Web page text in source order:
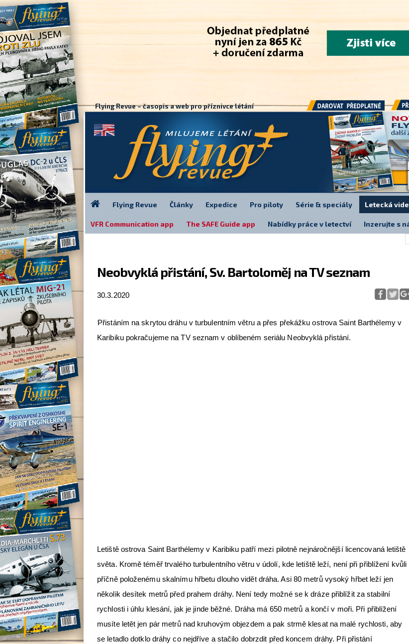
Neobvyklá přistání, Sv. Bartoloměj na TV seznam
30.3.2020
Přistáním na skrytou dráhu v turbulentním větru a přes překážku ostrova Saint Barthélemy v
Karibiku pokračujeme na TV seznam v oblíbeném seriálu Neobvyklá přistání.
Letiště ostrova Saint Barthélemy v Karibiku patří mezi pilotně nejnáročnější licencovaná letiště
světa. Kromě téměř trvalého turbulentního větru v údolí, kde letiště leží, není při přiblížení kvůli
příčně položenému skalnímu hřbetu dlouho vidět dráha. Asi 80 metrů vysoký hřbet leží jen
několik desítek metrů před prahem dráhy. Není tedy možné se k dráze přiblížit za stabilní
rychlosti i úhlu klesání, jak je jinde běžné. Dráha má 650 metrů a končí v moři. Při přiblížení
musíte letět jen pár metrů nad kruhovým objezdem a pak strmě klesat na malé rychlosti, aby
se letadlo dotklo dráhy co nejdříve a stačilo dobrzdit před koncem dráhy. Při přistání
Flying Revue – časopis a web pro příznivce létání
Darovat předplatné
Flying Revue Články Expedice Pro piloty Série & speciály Letecká
VFR Communication app The SAFE Guide app Nabídky práce v letectví Inzerujte s